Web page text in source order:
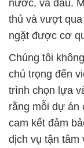
nước, và dầu.
thủ và vượt
ngặt được cơ
Chúng tôi
chú trọng đến
trình chọn lựa
rằng mỗi dự án
cam kết đảm
dịch vụ tận